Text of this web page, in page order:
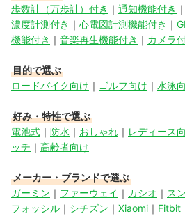
歩数計（万歩計）付き ｜ 通知機能付き ｜
濃度計測付き ｜ 心電図計測機能付き ｜
機能付き ｜ 音楽再生機能付き ｜ カメラ
目的で選ぶ
ロードバイク向け ｜ ゴルフ向け ｜ 水泳
好み・特性で選ぶ
電池式 ｜ 防水 ｜ おしゃれ ｜ レディース
ッチ ｜ 高齢者向け
メーカー・ブランドで選ぶ
ガーミン ｜ ファーウェイ ｜ カシオ ｜ ス
フォッシル ｜ シチズン ｜ Xiaomi ｜ Fitbit